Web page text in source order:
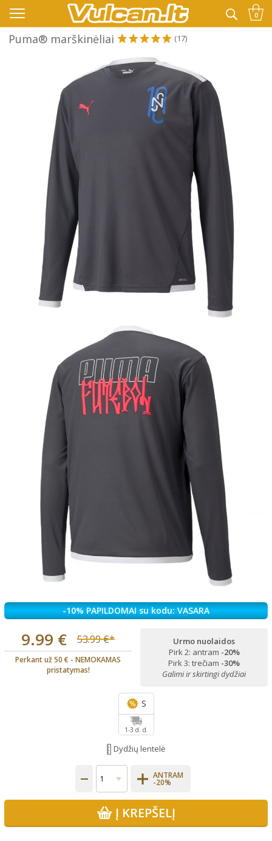
👉 -10% KODAS VISKAM PAPILDOMAI: VASARA 0
Puma® marškinėliai (17)
-10% PAPILDOMAI su kodu: VASARA
9.99 € 53.99 €*
Perkant už 50 € - NEMOKAMAS
pristatymas!
Urmo nuolaidos
Pirk 2: antram -20%
Pirk 3: trečiam -30%
Galimi ir skirtingi dydžiai
S
1-3 d. d.
Dydžių lentelė
ANTRAM
-20%
Į KREPŠELĮ